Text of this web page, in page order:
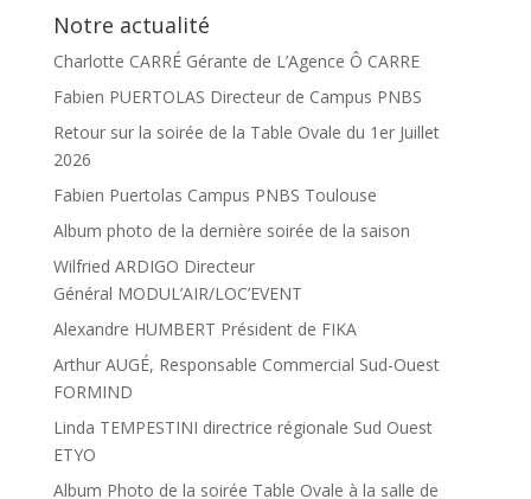
Notre actualité
Charlotte CARRÉ Gérante de L’Agence Ô CARRE
Fabien PUERTOLAS Directeur de Campus PNBS
Retour sur la soirée de la Table Ovale du 1er Juillet
2026
Fabien Puertolas Campus PNBS Toulouse
Album photo de la dernière soirée de la saison
Wilfried ARDIGO Directeur
Général MODUL’AIR/LOC’EVENT
Alexandre HUMBERT Président de FIKA
Arthur AUGÉ, Responsable Commercial Sud-Ouest
FORMIND
Linda TEMPESTINI directrice régionale Sud Ouest
ETYO
Album Photo de la soirée Table Ovale à la salle de